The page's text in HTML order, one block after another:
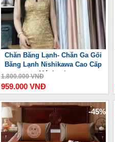
Chăn Băng Lạnh- Chăn Ga Gối
Băng Lạnh Nishikawa Cao Cấp
Mát Lạnh
1.800.000 VNĐ
959.000 VNĐ
-45%